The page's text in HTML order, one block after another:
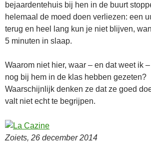
bejaardentehuis bij hen in de buurt
helemaal de moed doen verliezen: een
terug en heel lang kun je niet blijven,
5 minuten in slaap.
Waarom niet hier, waar – en dat weet ik
nog bij hem in de klas hebben gezeten?
Waarschijnlijk denken ze dat ze goed
valt niet echt te begrijpen.
Zoiets, 26 december 2014